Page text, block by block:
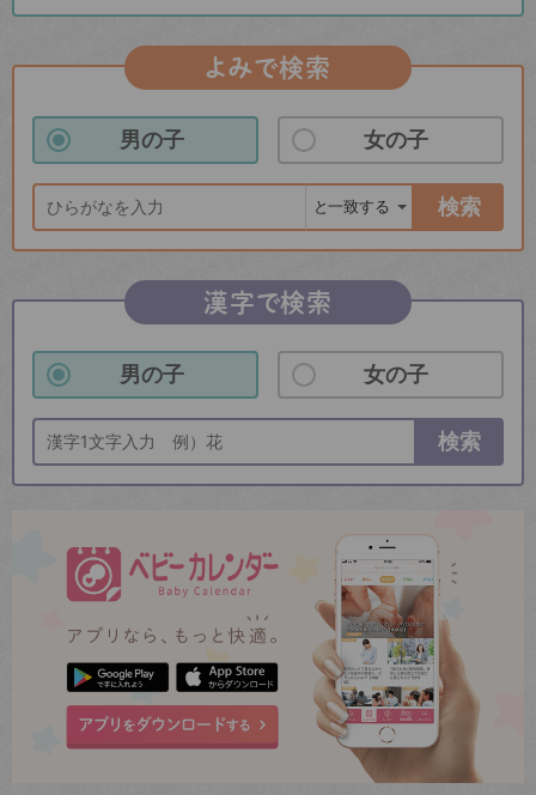
よみで検索
男の子 女の子
検索
漢字で検索
男の子 女の子
検索